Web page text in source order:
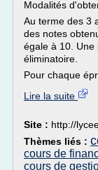
Modalités
Au terme des 3
des notes
égale à 10. Une
éliminatoire.
Pour chaque
Lire la suite
Site : http://
Thèmes liés :
cours de
cours de